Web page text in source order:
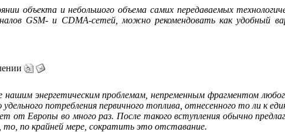
объекта и небольшого объема самих передаваемых
GSM‑ и CDMA‑сетей, можно рекомендовать как удобный
энергетическим проблемам, непременным фрагментом
потребления первичного топлива, отнесенного то ли к
от Европы во много раз. После такого вступления обычно
то, по крайней мере, сократить это отставание.